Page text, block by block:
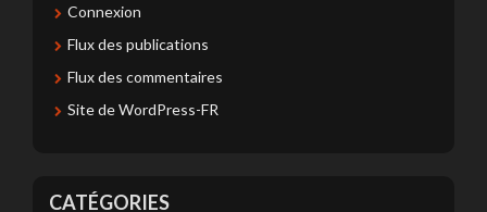
Connexion
Flux des publications
Flux des commentaires
Site de WordPress-FR
CATÉGORIES